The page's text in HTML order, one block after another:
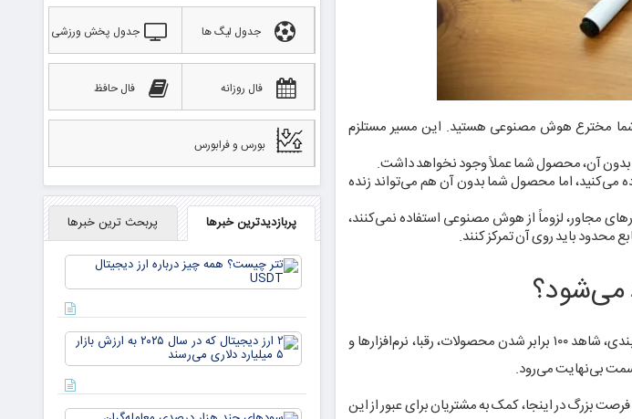
مخترع هوش مصنوعی هستید. این مسیر مستلزم
آن، محصول شما عملاً وجود نخواهد داشت.
می‌کنید، اما محصول شما بدون آن هم می‌تواند زنده
مجاور، لزوماً از هوش مصنوعی استفاده نمی‌کنند،
محدود باید روی آن تمرکز کنند.
هوش مصنوعی فقط ابزار نمی‌سازد، بلکه باعث انفجار در تعداد انتخاب‌ها می‌شود. به زودی در هر دسته‌بندی، شاهد ۱۰۰ برابر شدن محصولات، رقبا، نرم‌افزارها و
بی‌نهایت می‌رود.
بزرگ در اینجا، کمک به مشتریان برای عبور از این
جدول لیگ ها جدول پخش ورزشی
فال روزانه فال حافظ
بورس و فرابورس
پربازدیدترین خبرها پربحث ترین خبرها